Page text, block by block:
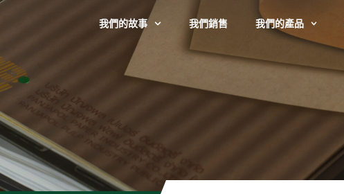
我們的故事 我們銷售 我們的產品